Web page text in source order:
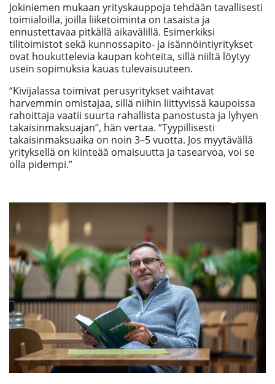
Jokiniemen mukaan yrityskauppoja tehdään tavallisesti
toimialoilla, joilla liiketoiminta on tasaista ja
ennustettavaa pitkällä aikavälillä. Esimerkiksi
tilitoimistot sekä kunnossapito- ja isännöintiyritykset
ovat houkuttelevia kaupan kohteita, sillä niiltä löytyy
usein sopimuksia kauas tulevaisuuteen.
“Kivijalassa toimivat perusyritykset vaihtavat
harvemmin omistajaa, sillä niihin liittyvissä kaupoissa
rahoittaja vaatii suurta rahallista panostusta ja lyhyen
takaisinmaksuajan”, hän vertaa. “Tyypillisesti
takaisinmaksuaika on noin 3–5 vuotta. Jos myytävällä
yrityksellä on kiinteää omaisuutta ja tasearvoa, voi se
olla pidempi.”